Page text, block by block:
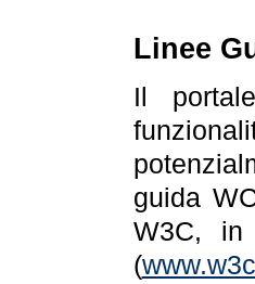
Linee
Il
guida
W3C, in
(